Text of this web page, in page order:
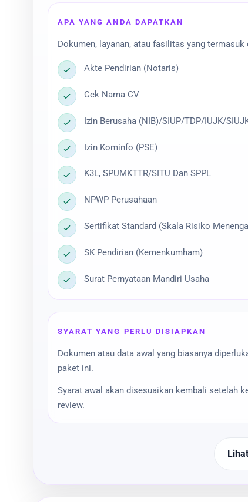
APA YANG ANDA DAPATKAN
Dokumen, layanan, atau fasilitas yang termasuk
Akte Pendirian (Notaris)
Cek Nama CV
Izin Berusaha (NIB)/SIUP/TDP/IUJK/
Izin Kominfo (PSE)
K3L, SPUMKTTR/SITU Dan SPPL
NPWP Perusahaan
Sertifikat Standard (Skala Risiko
SK Pendirian (Kemenkumham)
Surat Pernyataan Mandiri Usaha
SYARAT YANG PERLU DISIAPKAN
Dokumen atau data awal yang biasanya
paket ini.
Syarat awal akan disesuaikan kembali setelah
review.